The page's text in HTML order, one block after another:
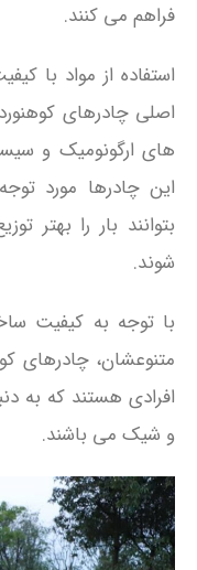
فراهم می‌ کنند.
استفاده از مواد با
اصلی چادرهای
های ارگونومیک و
این چادرها مورد
بتوانند بار را بهتر
شوند.
با توجه به کیفیت
متنوعشان، چادرهای
افرادی هستند که به
و شیک می‌ باشند.